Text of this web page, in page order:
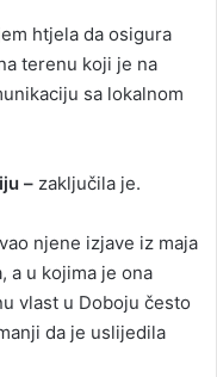
htjela da osigura
terenu koji je na
sa lokalnom
– zaključila je.
njene izjave iz maja
a u kojima je ona
vlast u Doboju često
da je uslijedila